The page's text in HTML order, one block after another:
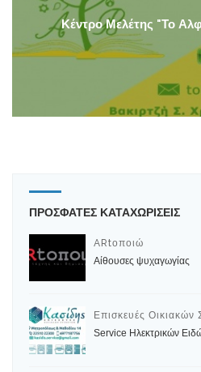
Κέντρο Μελέτης "Το
ΠΡΟΣΦΑΤΕΣ ΚΑΤΑΧΩΡΙΣΕΙΣ
ARtοποιώ
Αίθουσες ψυχαγωγίας
Επισκευές
Service Ηλεκτρικών